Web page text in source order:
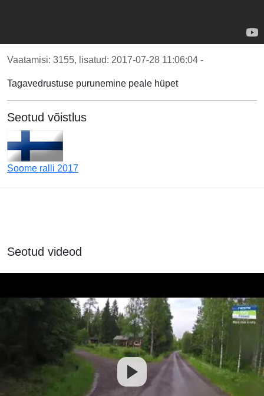
Vaatamisi: 3155, lisatud: 2017-07-28 11:06:04 -
Tagavedrustuse purunemine peale hüpet
Seotud võistlus
Soome ralli 2017
Seotud videod